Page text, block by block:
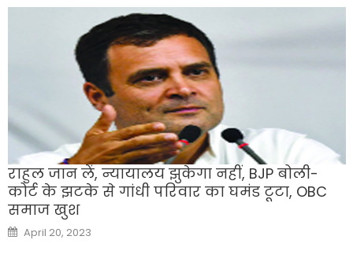
राहुल जान लें, न्यायालय झुकेगा नहीं, BJP बोली-
कोर्ट के झटके से गांधी परिवार का घमंड टूटा, OBC
समाज खुश
Posted
on
April 20, 2023